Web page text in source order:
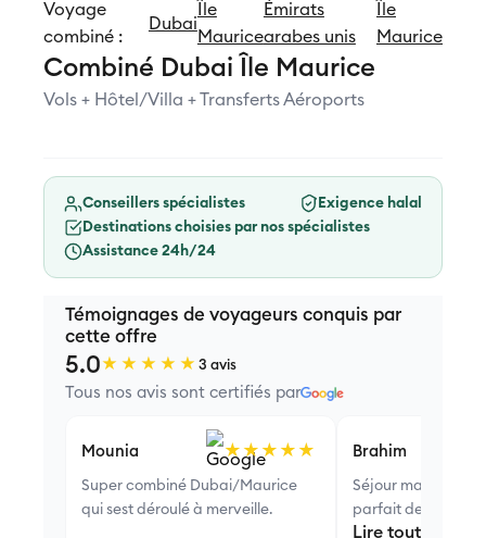
Voyage
combiné :
Dubai
Île
Maurice
Émirats
arabes unis
Île
Maurice
Combiné Dubai Île Maurice
Vols + Hôtel/Villa + Transferts Aéroports
Conseillers spécialistes
Exigence halal
Destinations choisies par nos spécialistes
Assistance 24h/24
Témoignages de voyageurs conquis par
cette offre
5.0★★★★★ 3 avis
Tous nos avis sont certifiés par
Mounia ★★★★★
Super combiné Dubai/Maurice
qui sest déroulé à merveille.
Brahim
Séjour
parfait de deux
subliminaux.
Lire tout l'avis